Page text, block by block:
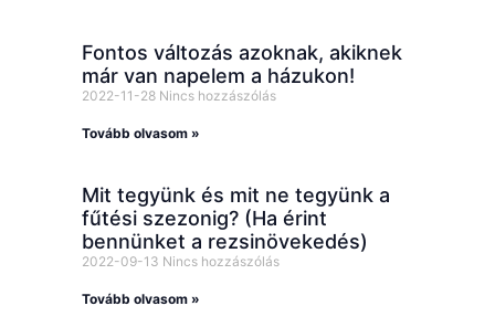
Fontos változás azoknak, akiknek
már van napelem a házukon!
2022-11-28 Nincs hozzászólás
Tovább olvasom »
Mit tegyünk és mit ne tegyünk a
fűtési szezonig? (Ha érint
bennünket a rezsinövekedés)
2022-09-13 Nincs hozzászólás
Tovább olvasom »